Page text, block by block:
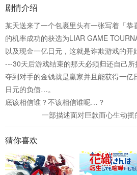
剧情介绍
某天送来了一个包裹里头有一张写着「恭
的机率成功的获选为LIAR GAME
以及现金一亿日元，这就是诈欺游戏的
---30天后游戏结束的那天必须归还自己
夺到对手的金钱就是赢家并且能获得一
日元的负
底该相信谁？不该
一部描述面对巨款而心生动摇的
猜你喜欢